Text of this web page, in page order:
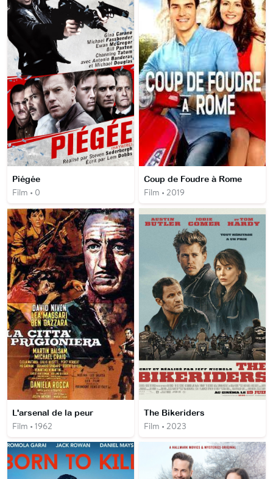
Piégée
Film • 0
Coup de Foudre à Rome
Film • 2019
L'arsenal de la peur
Film • 1962
The Bikeriders
Film • 2023